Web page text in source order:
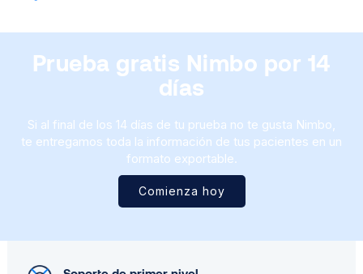
Prueba gratis Nimbo por 14
días
Si al final de los 14 días de tu prueba no te gusta Nimbo,
te entregamos toda la información de tus pacientes en un
formato exportable.
Comienza hoy